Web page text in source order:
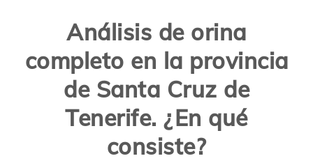
Análisis de orina
completo en la provincia
de Santa Cruz de
Tenerife. ¿En qué
consiste?